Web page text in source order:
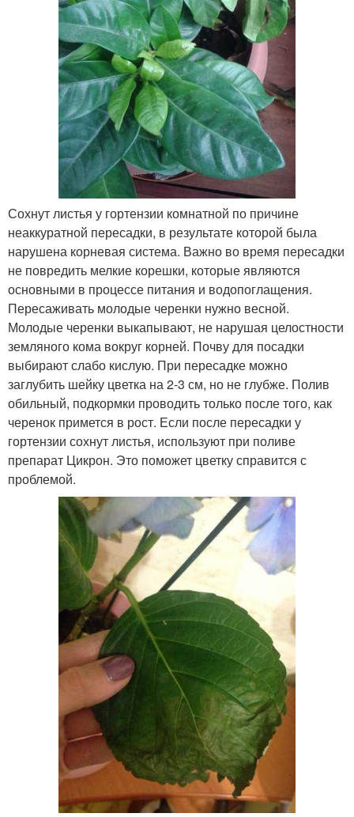
Сохнут листья у гортензии комнатной по причине
неаккуратной пересадки, в результате которой была
нарушена корневая система. Важно во время пересадки
не повредить мелкие корешки, которые являются
основными в процессе питания и водопоглащения.
Пересаживать молодые черенки нужно весной.
Молодые черенки выкапывают, не нарушая целостности
земляного кома вокруг корней. Почву для посадки
выбирают слабо кислую. При пересадке можно
заглубить шейку цветка на 2-3 см, но не глубже. Полив
обильный, подкормки проводить только после того, как
черенок примется в рост. Если после пересадки у
гортензии сохнут листья, используют при поливе
препарат Цикрон. Это поможет цветку справится с
проблемой.